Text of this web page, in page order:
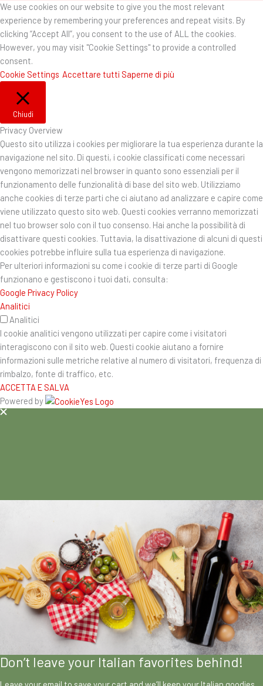
We use cookies on our website to give you the most relevant
experience by remembering your preferences and repeat visits. By
clicking “Accept All”, you consent to the use of ALL the cookies.
However, you may visit "Cookie Settings" to provide a controlled
consent.
Cookie Settings Accettare tutti Saperne di più
Chiudi
Privacy Overview
Questo sito utilizza i cookies per migliorare la tua esperienza durante la
navigazione nel sito. Di questi, i cookie classificati come necessari
vengono memorizzati nel browser in quanto sono essenziali per il
funzionamento delle funzionalità di base del sito web. Utilizziamo
anche cookies di terze parti che ci aiutano ad analizzare e capire come
viene utilizzato questo sito web. Questi cookies verranno memorizzati
nel tuo browser solo con il tuo consenso. Hai anche la possibilità di
disattivare questi cookies. Tuttavia, la disattivazione di alcuni di questi
cookies potrebbe influire sulla tua esperienza di navigazione.
Per ulteriori informazioni su come i cookie di terze parti di Google
funzionano e gestiscono i tuoi dati, consulta:
Google Privacy Policy
Analitici
Analitici
I cookie analitici vengono utilizzati per capire come i visitatori
interagiscono con il sito web. Questi cookie aiutano a fornire
informazioni sulle metriche relative al numero di visitatori, frequenza di
rimbalzo, fonte di traffico, etc.
ACCETTA E SALVA
Powered by
Don’t leave your Italian favorites behind!